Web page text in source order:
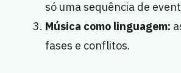
só uma sequência de
Música como linguagem:
fases e conflitos.